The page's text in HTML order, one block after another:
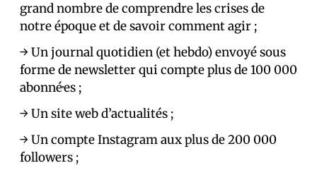
grand nombre de comprendre les crises de
notre époque et de savoir comment agir ;
→ Un journal quotidien (et hebdo) envoyé sous
forme de newsletter qui compte plus de 100 000
abonné·es ;
→ Un site web d’actualités ;
→ Un compte Instagram aux plus de 200 000
followers ;